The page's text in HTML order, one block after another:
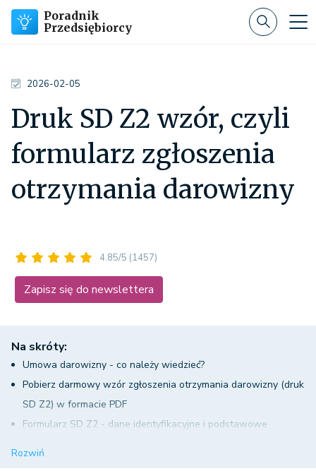
Poradnik
Przedsiębiorcy
2026-02-05
Druk SD Z2 wzór, czyli
formularz zgłoszenia
otrzymania darowizny
4.85/5 (1457)
Zapisz się do newslettera
Na skróty:
Umowa darowizny - co należy wiedzieć?
Pobierz darmowy wzór zgłoszenia otrzymania darowizny (druk
SD Z2) w formacie PDF
Formularz SD Z2 - dane identyfikacyjne i podstawowe
Rozwiń